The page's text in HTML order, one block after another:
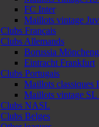
FC Inter
Maillots vintage
Clubs Français
Clubs Allemands
Borussia
Eintracht Frankfurt
Clubs Portugais
Maillots classiques
Maillots vintage SL
Clubs NASL
Clubs Belges